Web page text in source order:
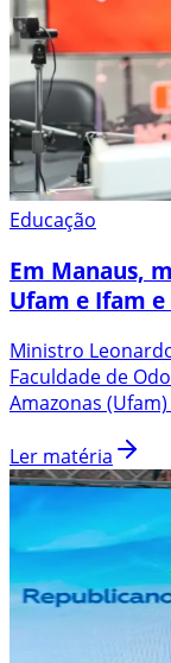
Educação
Em Manaus,
Ufam e Ifam
Ministro
Faculdade de
Amazonas
Ler matéria